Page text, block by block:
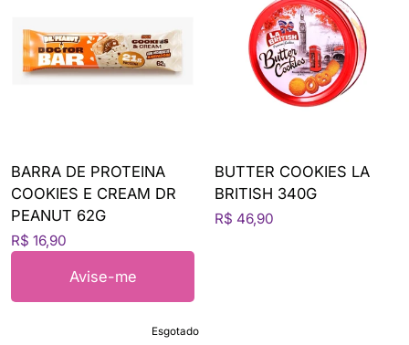
BARRA DE PROTEINA
COOKIES E CREAM DR
PEANUT 62G
R$ 16,90
Avise-me
BUTTER COOKIES LA
BRITISH 340G
R$ 46,90
Esgotado